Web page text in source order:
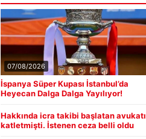
07/08/2026
İspanya Süper Kupası İstanbul’da
Heyecan Dalga Dalga Yayılıyor!
Hakkında icra takibi başlatan avukatı
katletmişti. İstenen ceza belli oldu